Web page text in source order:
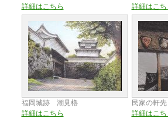
詳細はこちら
詳細はこち
福岡城跡 潮見櫓
詳細はこちら
民家の軒先
詳細はこち